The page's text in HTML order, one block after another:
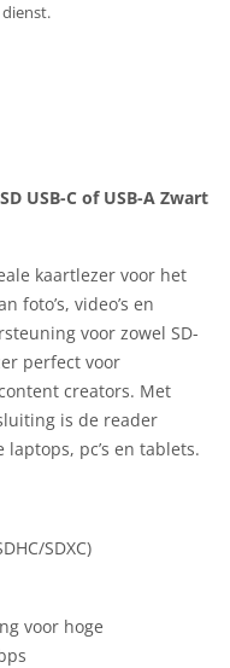
dienst.
USB-C of USB-A Zwart
kaartlezer voor het
foto’s, video’s en
voor zowel SD-
perfect voor
creators. Met
is de reader
pc’s en tablets.
SDXC)
voor hoge